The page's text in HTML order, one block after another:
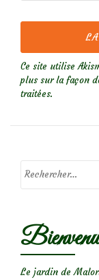
Ce site utilise
plus sur la façon
traitées.
Le jardin de